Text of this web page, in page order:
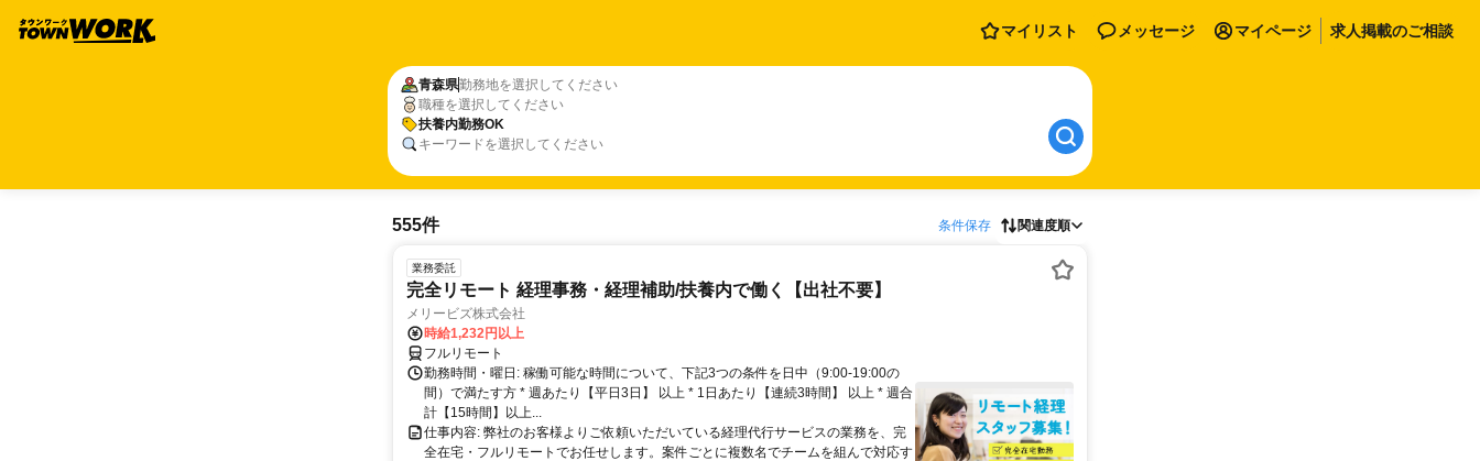
マイリスト メッセージ マイページ 求人掲載のご相談
青森県勤務地を選択してください
職種を選択してください
扶養内勤務OK
キーワードを選択してください
555件 条件保存 関連度順
業務委託
完全リモート 経理事務・経理補助/扶養内で働く【出社不要】
メリービズ株式会社
時給1,232円以上
フルリモート
勤務時間・曜日: 稼働可能な時間について、下記3つの条件を日中（9:00-19:00の
間）で満たす方 * 週あたり【平日3日】 以上 * 1日あたり【連続3時間】 以上 * 週合
計【15時間】以上...
仕事内容: 弊社のお客様よりご依頼いただいている経理代行サービスの業務を、完
全在宅・フルリモートでお任せします。案件ごとに複数名でチームを組んで対応す